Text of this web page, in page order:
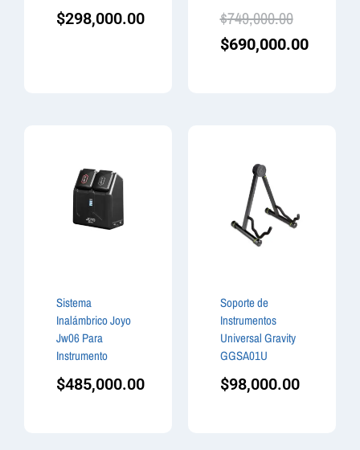
$298,000.00 $749,000.00
$690,000.00
Sistema
Inalámbrico Joyo
Jw06 Para
Instrumento
$485,000.00
Soporte de
Instrumentos
Universal Gravity
GGSA01U
$98,000.00